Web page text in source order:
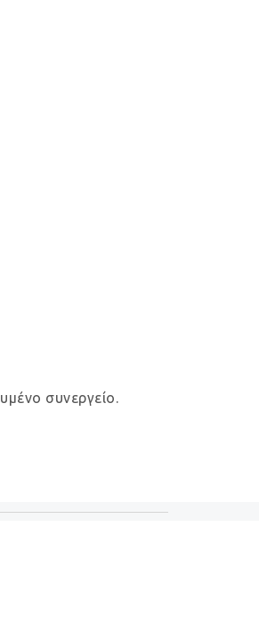
συνεργείο.